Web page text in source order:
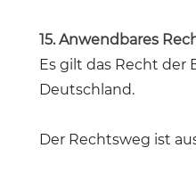
15. Anwendbares
Es gilt das Recht der
Deutschland.
Der Rechtsweg ist